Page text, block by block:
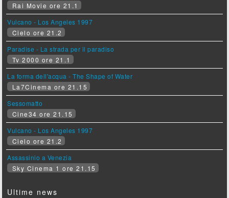
Rai Movie ore 21.1
Vulcano - Los Angeles 1997
Cielo ore 21.2
Paradise - La strada per il paradiso
Tv 2000 ore 21.1
La forma dell'acqua - The Shape of Water
La7Cinema ore 21.15
Sessomatto
Cine34 ore 21.15
Vulcano - Los Angeles 1997
Cielo ore 21.2
Assassinio a Venezia
Sky Cinema 1 ore 21.15
Ultime news